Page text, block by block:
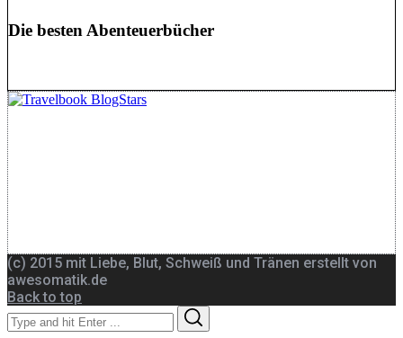
Die besten Abenteuerbücher
(c) 2015 mit Liebe, Blut, Schweiß und Tränen erstellt von
awesomatik.de
Back to top
Search
for: